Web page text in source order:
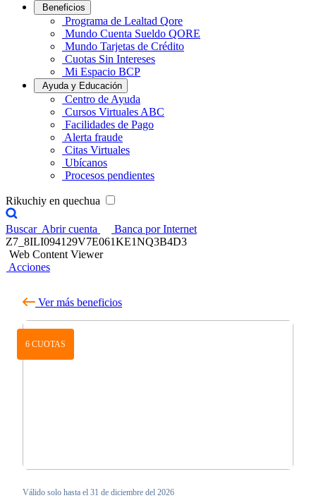
Beneficios
Programa de Lealtad Qore
Mundo Cuenta Sueldo QORE
Mundo Tarjetas de Crédito
Cuotas Sin Intereses
Mi Espacio BCP
Ayuda y Educación
Centro de Ayuda
Cursos Virtuales ABC
Facilidades de Pago
Alerta fraude
Citas Virtuales
Ubícanos
Procesos pendientes
Rikuchiy en quechua
Buscar Abrir cuenta
Banca por Internet
Z7_8ILI094129V7E061KE1NQ3B4D3
Web Content Viewer
Acciones
Ver más beneficios
6 CUOTAS
Válido solo hasta el 31 de diciembre del 2026